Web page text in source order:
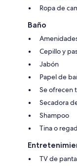
Ropa de
Baño
Cepillo y
Jabón
Papel de
Se ofrecen
Secadora
Shampoo
Tina o
TV de